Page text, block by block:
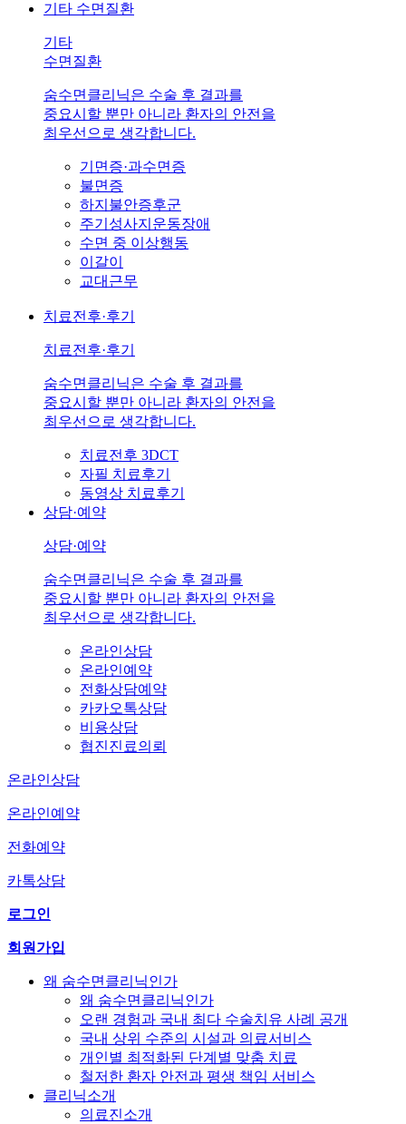
기타 수면질환
기타
수면질환
숨수면클리닉은 수술 후 결과를
중요시할 뿐만 아니라 환자의 안전을
최우선으로 생각합니다.
기면증·과수면증
불면증
하지불안증후군
주기성사지운동장애
수면 중 이상행동
이갈이
교대근무
치료전후·후기
치료전후·후기
숨수면클리닉은 수술 후 결과를
중요시할 뿐만 아니라 환자의 안전을
최우선으로 생각합니다.
치료전후 3DCT
자필 치료후기
동영상 치료후기
상담·예약
상담·예약
숨수면클리닉은 수술 후 결과를
중요시할 뿐만 아니라 환자의 안전을
최우선으로 생각합니다.
온라인상담
온라인예약
전화상담예약
카카오톡상담
비용상담
협진진료의뢰
온라인상담
온라인예약
전화예약
카톡상담
로그인
회원가입
왜 숨수면클리닉인가
왜 숨수면클리닉인가
오랜 경험과 국내 최다 수술치유 사례 공개
국내 상위 수준의 시설과 의료서비스
개인별 최적화된 단계별 맞춤 치료
철저한 환자 안전과 평생 책임 서비스
클리닉소개
의료진소개